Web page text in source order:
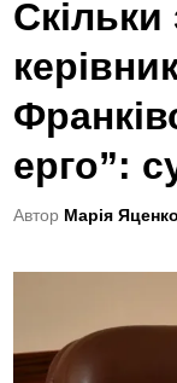
s
e
i
n
ерго”:
Автор Марія Яценко